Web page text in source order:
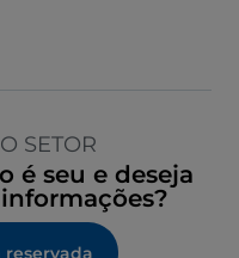
SETOR
é seu e deseja
reservada